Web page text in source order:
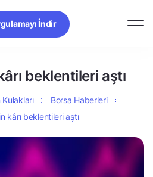
İndir
beklentileri aştı
Kulakları
Borsa Haberleri
kârı beklentileri aştı